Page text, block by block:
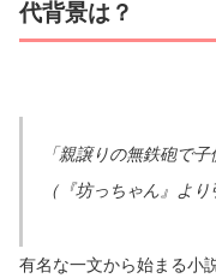
代背景は？
「親譲りの無鉄砲で
（『坊っちゃん』より
有名な一文から始まる小